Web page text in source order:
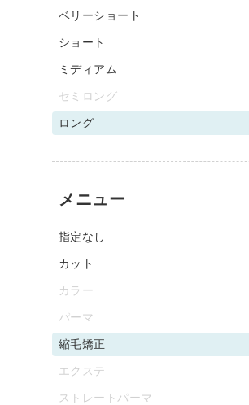
ベリーショート
ショート
ミディアム
セミロング
ロング
メニュー
指定なし
カット
カラー
パーマ
縮毛矯正
エクステ
ストレートパーマ